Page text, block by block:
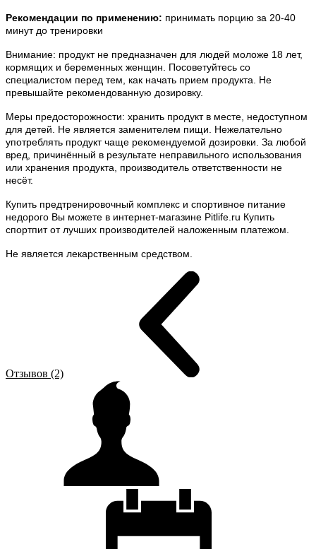
Рекомендации по применению: принимать порцию за 20-40
минут до тренировки
Внимание: продукт не предназначен для людей моложе 18 лет,
кормящих и беременных женщин. Посоветуйтесь со
специалистом перед тем, как начать прием продукта. Не
прeвышайте рекомендованную дозировку.
Меры предосторожности: хранить продукт в месте, недоступном
для детей. Не является заменителем пищи. Нежелательно
употреблять продукт чаще рекомендуемой дозировки. За любой
вред, причинённый в результате неправильного использования
или хранения продукта, производитель ответственности не
несёт.
Купить предтренировочный комплекс и спортивное питание
недорого Вы можете в интернет-магазине Pitlife.ru Купить
спортпит от лучших производителей наложенным платежом.
Не является лекарственным средством.
Отзывов (2)